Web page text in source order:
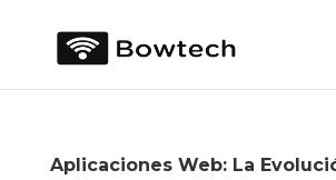
Aplicaciones Web: La